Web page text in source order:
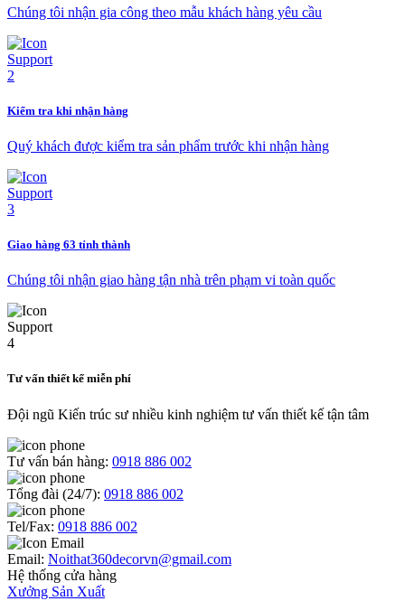
Chúng tôi nhận gia công theo mẫu khách hàng yêu cầu
Kiểm tra khi nhận hàng
Quý khách được kiểm tra sản phẩm trước khi nhận hàng
Giao hàng 63 tỉnh thành
Chúng tôi nhận giao hàng tận nhà trên phạm vi toàn quốc
Tư vấn thiết kế miễn phí
Đội ngũ Kiến trúc sư nhiều kinh nghiệm tư vấn thiết kế tận tâm
Tư vấn bán hàng: 0918 886 002
Tổng đài (24/7): 0918 886 002
Tel/Fax: 0918 886 002
Email: Noithat360decorvn@gmail.com
Hệ thống cửa hàng
Xưởng Sản Xuất